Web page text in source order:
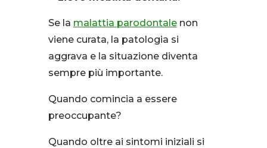
Se la malattia parodontalenon
viene curata, la patologia si
aggrava e la situazione diventa
sempre più importante.
Quando comincia a essere
preoccupante?
Quando oltre ai sintomi iniziali si